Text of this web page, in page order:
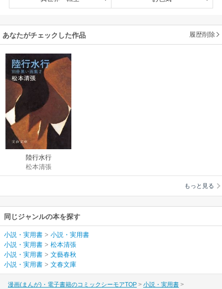
あなたがチェックした作品 履歴削除
陸行水行
松本清張
もっと見る
同じジャンルの本を探す
小説・実用書 > 小説・実用書
小説・実用書 > 松本清張
小説・実用書 > 文藝春秋
小説・実用書 > 文春文庫
漫画(まんが)・電子書籍のコミックシーモアTOP
小説・実用書